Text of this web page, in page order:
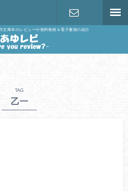
文庫本のレビューや無料動画＆電子書籍の紹介
TAG
乙一